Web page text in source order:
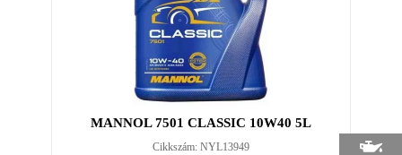
MANNOL 7501 CLASSIC 10W40 5L
Cikkszám: NYL13949